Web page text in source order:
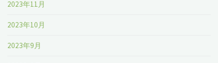
2023年11月
2023年10月
2023年9月